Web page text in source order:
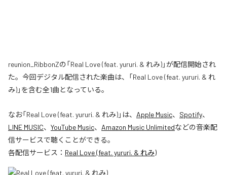
reunion_RibbonZの「Real Love (feat. yururi. & れみ)」が配信開始され
た。今回デジタル配信された楽曲は、「Real Love (feat. yururi. & れ
み)」を含む全1曲となっている。
なお「Real Love (feat. yururi. & れみ)」は、 Apple Music、 Spotify、
LINE MUSIC、 YouTube Music、 Amazon Music Unlimitedなどの音楽配
信サービスで聴くことができる。
各配信サービス： Real Love (feat. yururi. & れみ)